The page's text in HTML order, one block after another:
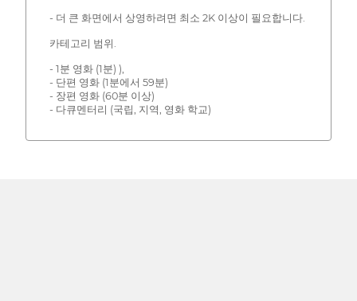
- 더 큰 화면에서 상영하려면 최소 2K 이상이 필요합니다.
카테고리 범위.
- 1분 영화 (1분) ),
- 단편 영화 (1분에서 59분)
- 장편 영화 (60분 이상)
- 다큐멘터리 (국립, 지역, 영화 학교)